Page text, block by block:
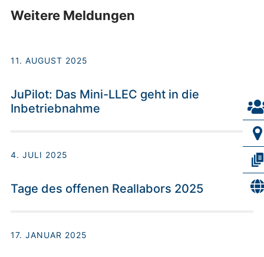
Weitere Meldungen
11. AUGUST 2025
JuPilot: Das Mini-LLEC geht in die
Inbetriebnahme
4. JULI 2025
Tage des offenen Reallabors 2025
17. JANUAR 2025